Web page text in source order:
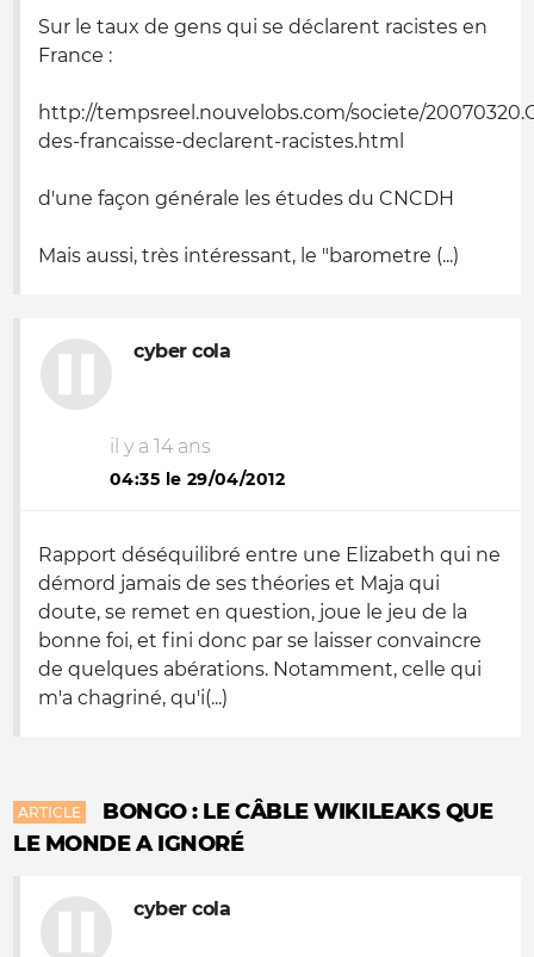
Sur le taux de gens qui se déclarent racistes en
France :
http://tempsreel.nouvelobs.com/societe/
des-francaisse-declarent-racistes.html
d'une façon générale les études du CNCDH
Mais aussi, très intéressant, le "barometre (...)
cyber cola
il y a 14 ans
04:35 le 29/04/2012
Rapport déséquilibré entre une Elizabeth qui ne
démord jamais de ses théories et Maja qui
doute, se remet en question, joue le jeu de la
bonne foi, et fini donc par se laisser convaincre
de quelques abérations. Notamment, celle qui
m'a chagriné, qu'i(...)
ARTICLE
BONGO : LE CÂBLE WIKILEAKS QUE
LE MONDE A IGNORÉ
cyber cola